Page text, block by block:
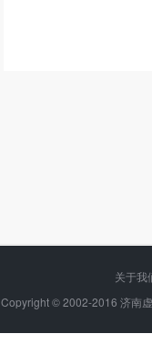
关于我
Copyright © 2002-2016 济南